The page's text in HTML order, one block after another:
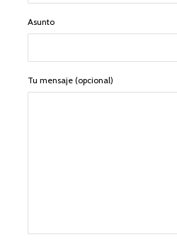
Asunto
Tu mensaje (opcional)